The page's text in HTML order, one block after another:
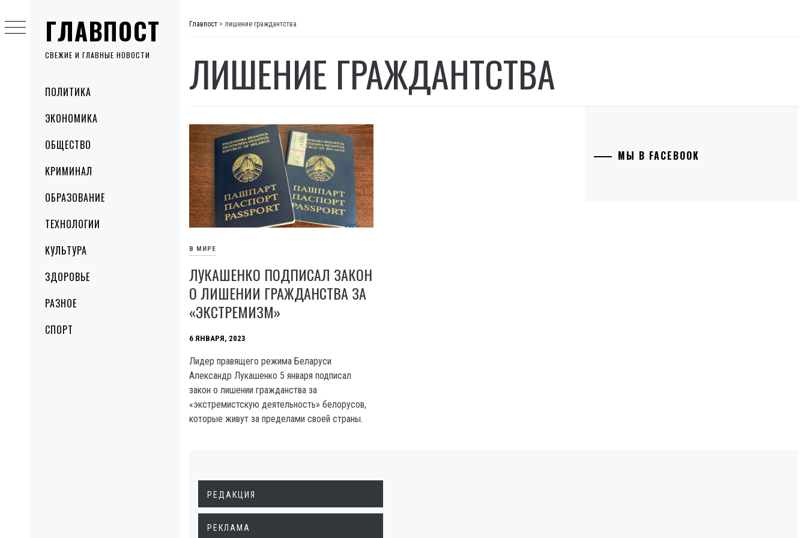
ГЛАВПОСТ
СВЕЖИЕ И ГЛАВНЫЕ НОВОСТИ
MenuПОЛИТИКА
ЭКОНОМИКА
ОБЩЕСТВО
КРИМИНАЛ
ОБРАЗОВАНИЕ
ТЕХНОЛОГИИ
КУЛЬТУРА
ЗДОРОВЬЕ
РАЗНОЕ
СПОРТ
to
content
Главпост > лишение граждантства
ЛИШЕНИЕ ГРАЖДАНТСТВА
В МИРЕ
ЛУКАШЕНКО ПОДПИСАЛ ЗАКОН
О ЛИШЕНИИ ГРАЖДАНСТВА ЗА
«ЭКСТРЕМИЗМ»
6 ЯНВАРЯ, 2023
Лидер правящего режима Беларуси
Александр Лукашенко 5 января подписал
закон о лишении гражданства за
«экстремистскую деятельность» белорусов,
которые живут за пределами своей страны.
МЫ В FACEBOOK
РЕДАКЦИЯ
РЕКЛАМА